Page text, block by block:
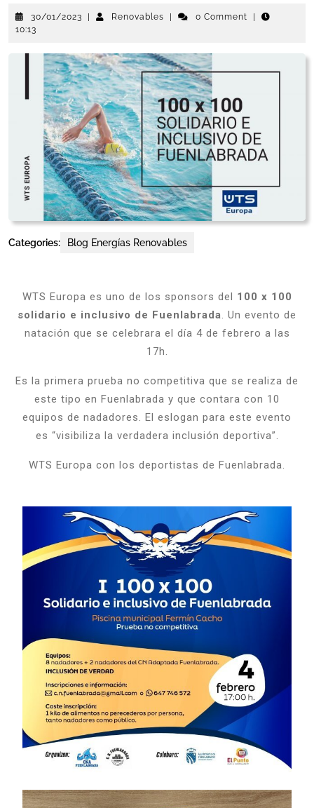
30/01/2023 Renovables 0 Comment
10:13
Categories: Blog Energías Renovables
WTS Europa es uno de los sponsors del 100 x 100
solidario e inclusivo de Fuenlabrada. Un evento de
natación que se celebrara el día 4 de febrero a las
17h.
Es la primera prueba no competitiva que se realiza de
este tipo en Fuenlabrada y que contara con 10
equipos de nadadores. El eslogan para este evento
es “visibiliza la verdadera inclusión deportiva”.
WTS Europa con los deportistas de Fuenlabrada.